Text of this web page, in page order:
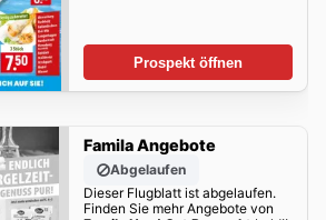
Prospekt öffnen
Famila Angebote
Abgelaufen
Dieser Flugblatt ist abgelaufen.
Finden Sie mehr Angebote von